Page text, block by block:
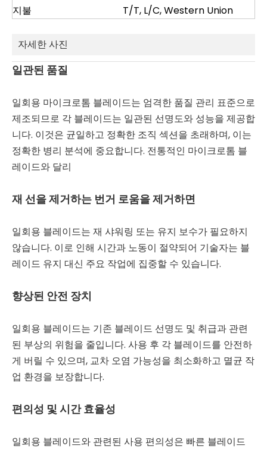
지불
T/T, L/C, Western Union
자세한 사진
일관된 품질
일회용 마이크로톰 블레이드는 엄격한 품질 관리 표준으로
제조되므로 각 블레이드는 일관된 선명도와 성능을 제공합
니다. 이것은 균일하고 정확한 조직 섹션을 초래하며, 이는
정확한 병리 분석에 중요합니다. 전통적인 마이크로톰 블
레이드와 달리
재 선을 제거하는 번거 로움을 제거하면
일회용 블레이드는 재 샤워링 또는 유지 보수가 필요하지
않습니다. 이로 인해 시간과 노동이 절약되어 기술자는 블
레이드 유지 대신 주요 작업에 집중할 수 있습니다.
향상된 안전 장치
일회용 블레이드는 기존 블레이드 선명도 및 취급과 관련
된 부상의 위험을 줄입니다. 사용 후 각 블레이드를 안전하
게 버릴 수 있으며, 교차 오염 가능성을 최소화하고 멸균 작
업 환경을 보장합니다.
편의성 및 시간 효율성
일회용 블레이드와 관련된 사용 편의성은 빠른 블레이드